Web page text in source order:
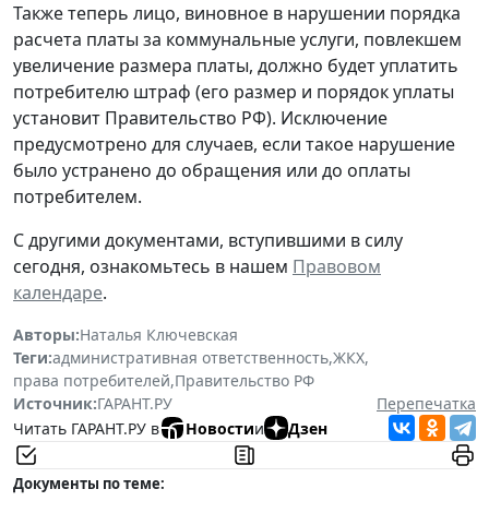
Также теперь лицо, виновное в нарушении порядка
расчета платы за коммунальные услуги, повлекшем
увеличение размера платы, должно будет уплатить
потребителю штраф (его размер и порядок уплаты
установит Правительство РФ). Исключение
предусмотрено для случаев, если такое нарушение
было устранено до обращения или до оплаты
потребителем.
С другими документами, вступившими в силу
сегодня, ознакомьтесь в нашем Правовом
календаре.
Авторы:Наталья Ключевская
Теги:административная ответственность,ЖКХ,
права потребителей,Правительство РФ
Источник:ГАРАНТ.РУ
Перепечатка
Читать ГАРАНТ.РУ в
Новостии Дзен
Документы по теме: